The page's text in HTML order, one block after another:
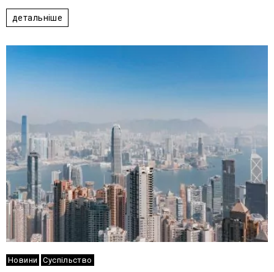
детальніше
Новини Суспільство